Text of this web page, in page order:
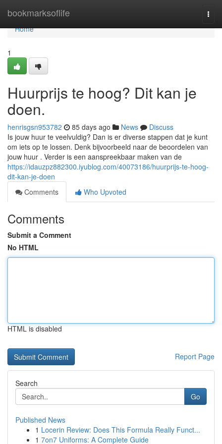
bookmarksoflife
Home
Home
1
Huurprijs te hoog? Dit kan je
doen.
henrisgsn953782 85 days ago News
Discuss
Is jouw huur te veelvuldig? Dan is er diverse stappen dat je kunt
om iets op te lossen. Denk bijvoorbeeld naar de beoordelen van
jouw huur . Verder is een aanspreekbaar maken van de
https://idauzpz882300.iyublog.com/40073186/huurprijs-te-hoog-
dit-kan-je-doen
Comments
Who Upvoted
Comments
Submit a Comment
No HTML
HTML is disabled
Report Page
Search
Go
Published News
1 Locerin Review: Does This Formula Really Funct...
1 7on7 Uniforms: A Complete Guide